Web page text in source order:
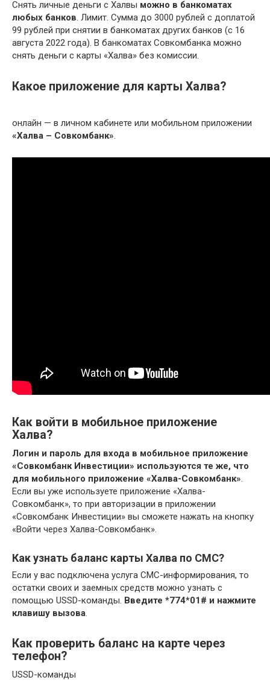
Снять личные деньги с Халвы можно в банкоматах
любых банков. Лимит. Сумма до 3000 рублей с доплатой
99 рублей при снятии в банкоматах других банков (с 16
августа 2022 года). В банкоматах Совкомбанка можно
снять деньги с карты «Халва» без комиссии.
Какое приложение для карты Халва?
онлайн — в личном кабинете или мобильном приложении
«Халва – Совкомбанк».
Как войти в мобильное приложение
Халва?
Логин и пароль для входа в мобильное приложение
«Совкомбанк Инвестиции» используются те же, что
для мобильного приложение «Халва-Совкомбанк».
Если вы уже используете приложение «Халва-
Совкомбанк», то при авторизации в приложении
«Совкомбанк Инвестиции» вы сможете нажать на кнопку
«Войти через Халва-Совкомбанк».
Как узнать баланс карты Халва по СМС?
Если у вас подключена услуга СМС-информирования, то
остатки своих и заемных средств можно узнать с
помощью USSD-команды. Введите *774*01# и нажмите
клавишу вызова.
Как проверить баланс на карте через
телефон?
USSD-команды